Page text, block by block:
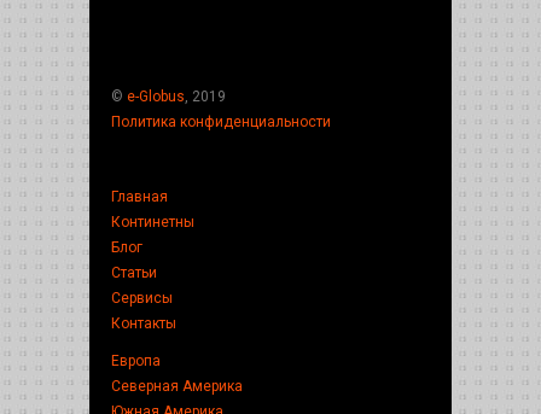
© e-Globus , 2019
Политика конфиденциальности
Главная
Континетны
Блог
Статьи
Сервисы
Контакты
Европа
Северная Америка